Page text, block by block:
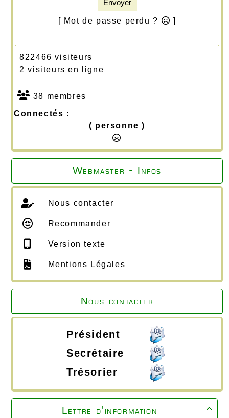
Envoyer
[ Mot de passe perdu ? ]
822466 visiteurs
2 visiteurs en ligne
38 membres
Connectés :
( personne )
Webmaster - Infos
Nous contacter
Recommander
Version texte
Mentions Légales
Nous contacter
Président
Secrétaire
Trésorier

Lettre d'information